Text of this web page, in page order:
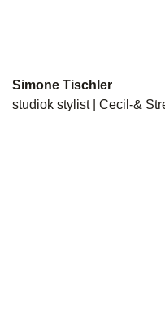
Simone Tischler
studiok stylist | Cecil-&